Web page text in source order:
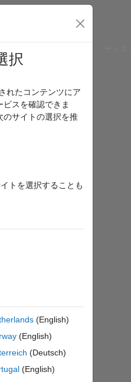
択
れたコンテンツにア
スを確認できま
のサイトの選択を推
トを選択することも
(English)
(English)
(Deutsch)
(English)